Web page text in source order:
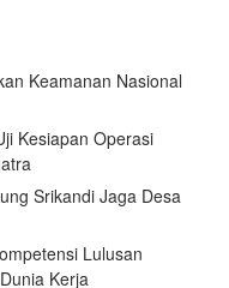
Keamanan Nasional
Kesiapan Operasi
Srikandi Jaga Desa
Lulusan
Kerja